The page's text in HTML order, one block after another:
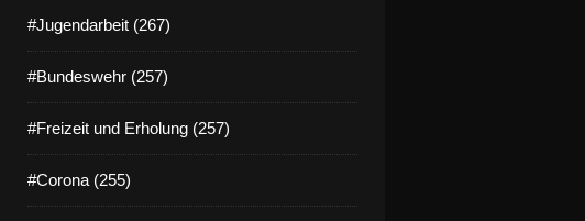
#Jugendarbeit (267)
#Bundeswehr (257)
#Freizeit und Erholung (257)
#Corona (255)